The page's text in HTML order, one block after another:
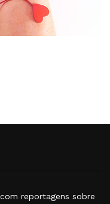
reportagens sobre